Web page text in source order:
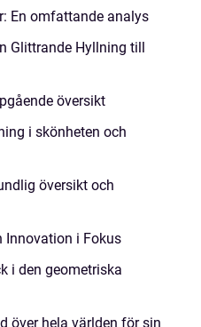
En omfattande analys
Glittrande Hyllning till
översikt
i skönheten och
översikt och
Innovation i Fokus
i den geometriska
över hela världen för sin